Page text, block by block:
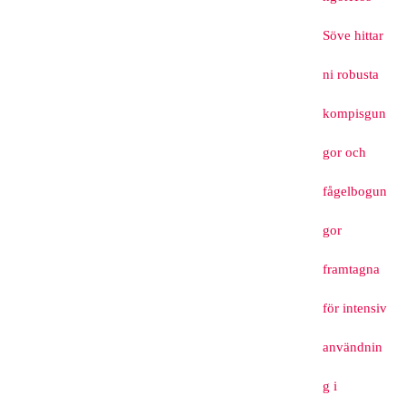
Söve hittar
ni robusta
kompisgun
gor och
fågelbogun
gor
framtagna
för intensiv
användnin
g i